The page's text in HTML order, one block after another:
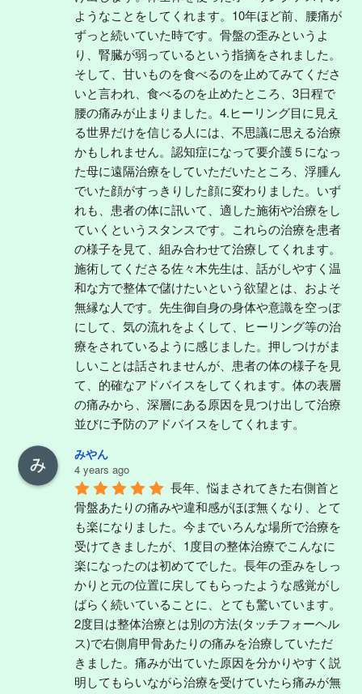
ようなことをしてくれます。10年ほど前、腰痛が
ずっと続いていた時です。骨盤の歪みというよ
り、腎臓が弱っているという指摘をされました。
そして、甘いものを食べるのを止めてみてくださ
いと言われ、食べるのを止めたところ、3日程で
腰の痛みが止まりました。4.ヒーリング目に見え
る世界だけを信じる人には、不思議に思える治療
かもしれません。認知症になって要介護５になっ
た母に遠隔治療をしていただいたところ、浮腫ん
でいた顔がすっきりした顔に変わりました。いず
れも、患者の体に訊いて、適した施術や治療をし
ていくというスタンスです。これらの治療を患者
の様子を見て、組み合わせて治療してくれます。
施術してくださる佐々木先生は、話がしやすく温
和な方で整体で儲けたいという欲望とは、およそ
無縁な人です。先生御自身の身体や意識を空っぽ
にして、気の流れをよくして、ヒーリング等の治
療をされているように感じました。押しつけがま
しいことは話されませんが、患者の体の様子を見
て、的確なアドバイスをしてくれます。体の表層
の痛みから、深層にある原因を見つけ出して治療
並びに予防のアドバイスをしてくれます。
みやん
4 years ago
長年、悩まされてきた右側首と
骨盤あたりの痛みや違和感がほぼ無くなり、とて
も楽になりました。今までいろんな場所で治療を
受けてきましたが、1度目の整体治療でこんなに
楽になったのは初めてでした。長年の歪みをしっ
かりと元の位置に戻してもらったような感覚がし
ばらく続いていることに、とても驚いています。
2度目は整体治療とは別の方法(タッチフォーヘル
ス)で右側肩甲骨あたりの痛みを治療していただ
きました。痛みが出ていた原因を分かりやすく説
明してもらいながら治療を受けていたら痛みが無